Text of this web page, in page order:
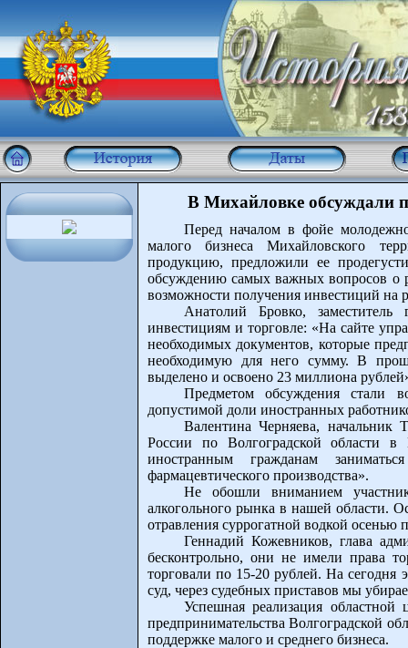
В Михайловке обсуждали
Перед началом в фойе
малого бизнеса Михайловского
продукцию, предложили ее
обсуждению самых важных вопросов о
возможности получения инвестиций на
Анатолий Бровко, заместитель
инвестициям и торговле: «На сайте
необходимых документов, которые
необходимую для него сумму. В
выделено и освоено 23 миллиона
Предметом обсуждения стали
допустимой доли иностранных
Валентина Черняева,
России по Волгоградской области в
иностранным гражданам
фармацевтического производства».
Не обошли вниманием
алкогольного рынка в нашей области.
отравления суррогатной водкой осенью
Геннадий Кожевников, глава
бесконтрольно, они не имели права
торговали по 15-20 рублей. На сегодня
суд, через судебных приставов мы
Успешная реализация
предпринимательства Волгоградской
поддержке малого и среднего бизнеса.